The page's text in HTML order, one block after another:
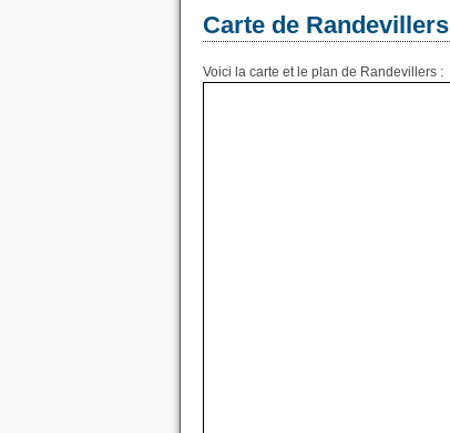
Carte de Randevillers
Voici la carte et le plan de Randevillers :